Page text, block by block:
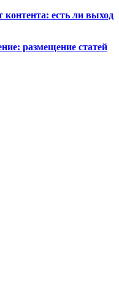
контента: есть ли выход
размещение статей